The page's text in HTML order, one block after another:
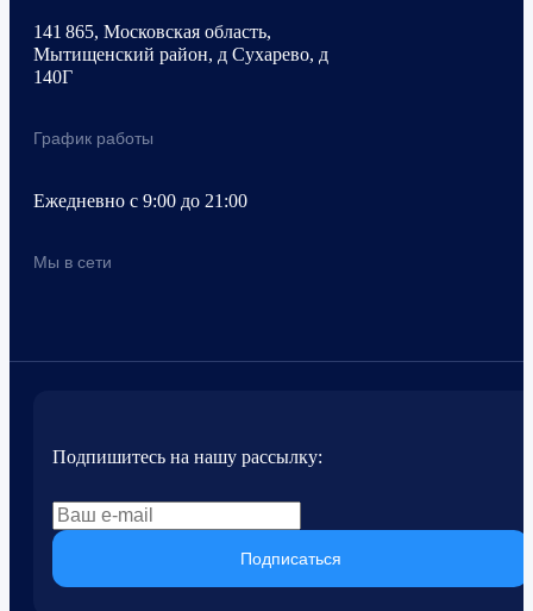
141 865, Московская область,
Мытищенский район, д Сухарево, д
140Г
График работы
Ежедневно с 9:00 до 21:00
Мы в сети
Подпишитесь на нашу рассылку:
Подписаться